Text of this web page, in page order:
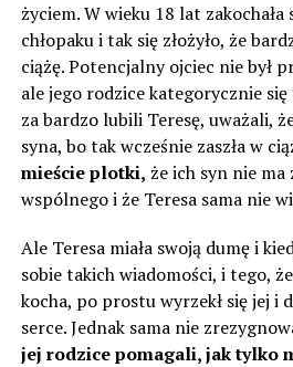
życiem. W wieku 18 lat zakochała
chłopaku i tak się złożyło, że
ciążę. Potencjalny ojciec nie był
ale jego rodzice kategorycznie
za bardzo lubili Teresę, uważali,
syna, ​​bo tak wcześnie zaszła w
mieście plotki, że ich syn nie
wspólnego i że Teresa sama nie
Ale Teresa miała swoją dumę i
sobie takich wiadomości, i tego,
kocha, po prostu wyrzekł się jej i
serce. Jednak sama nie
jej rodzice pomagali, jak tylko